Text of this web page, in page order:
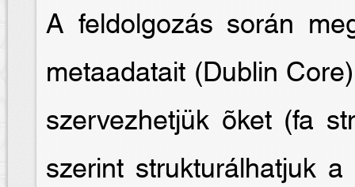
A feldolgozás során
metaadatait (Dublin
szervezhetjük õket (fa
szerint strukturálhatjuk